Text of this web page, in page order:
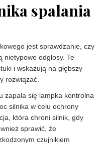
spalania
jest sprawdzanie, czy
odgłosy. Te
i wskazują na głębszy
rozwiązać.
zapala się lampka kontrolna
silnika w celu ochrony
która chroni silnik, gdy
sprawić, że
czujnikiem